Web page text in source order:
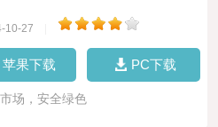
10-27
苹果下载 PC下载
场，安全绿色